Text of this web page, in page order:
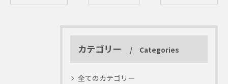
カテゴリー Categories
全てのカテゴリー